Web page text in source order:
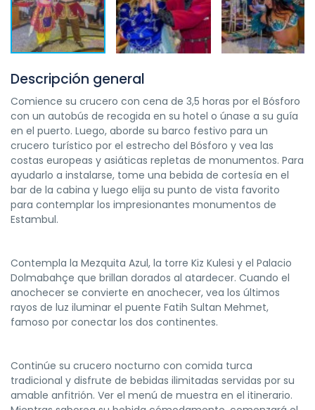
Descripción general
Comience su crucero con cena de 3,5 horas por el Bósforo
con un autobús de recogida en su hotel o únase a su guía
en el puerto. Luego, aborde su barco festivo para un
crucero turístico por el estrecho del Bósforo y vea las
costas europeas y asiáticas repletas de monumentos. Para
ayudarlo a instalarse, tome una bebida de cortesía en el
bar de la cabina y luego elija su punto de vista favorito
para contemplar los impresionantes monumentos de
Estambul.
Contempla la Mezquita Azul, la torre Kiz Kulesi y el Palacio
Dolmabahçe que brillan dorados al atardecer. Cuando el
anochecer se convierte en anochecer, vea los últimos
rayos de luz iluminar el puente Fatih Sultan Mehmet,
famoso por conectar los dos continentes.
Continúe su crucero nocturno con comida turca
tradicional y disfrute de bebidas ilimitadas servidas por su
amable anfitrión. Ver el menú de muestra en el itinerario.